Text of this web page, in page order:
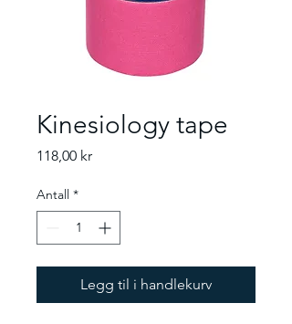
Kinesiology tape
118,00 krPris
Antall *
Legg til i handlekurv